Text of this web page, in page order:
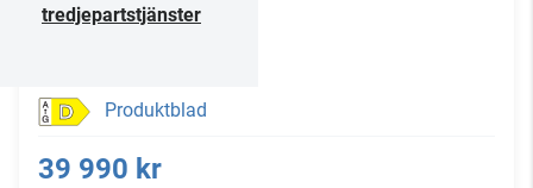
tredjepartstjänster
D Produktblad
39 990 kr